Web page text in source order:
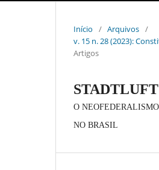
Início / Arquivos /
v. 15 n. 28 (2023):
Artigos
O
NO BRASIL